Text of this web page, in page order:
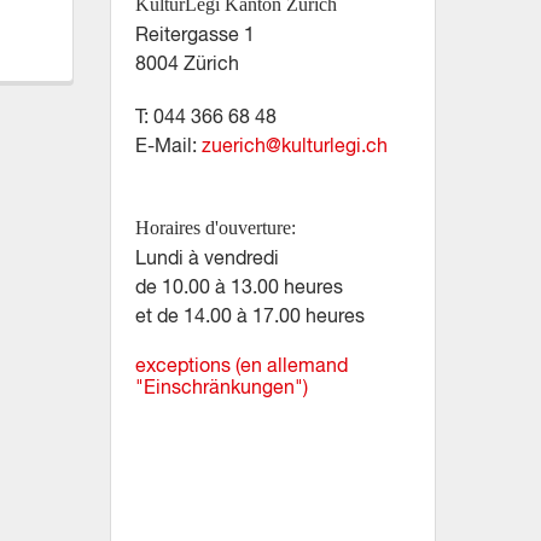
KulturLegi Kanton Zürich
Reitergasse 1
8004 Zürich
T: 044 366 68 48
E-Mail: zuerich@kulturlegi.ch
Horaires d'ouverture:
Lundi à vendredi
de 10.00 à 13.00 heures
et de 14.00 à 17.00 heures
exceptions (en allemand
"Einschränkungen")